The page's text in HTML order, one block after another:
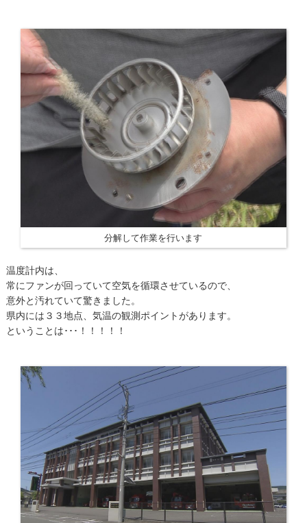
分解して作業を行います
温度計内は、
常にファンが回っていて空気を循環させているので、
意外と汚れていて驚きました。
県内には３３地点、気温の観測ポイントがあります。
ということは･･･！！！！！